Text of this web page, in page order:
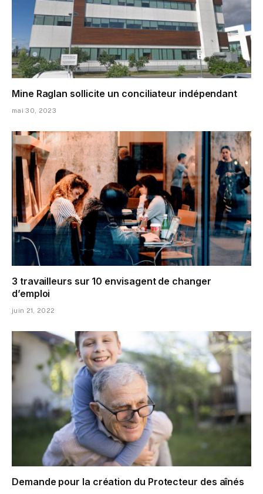
Mine Raglan sollicite un conciliateur indépendant
mai 30, 2023
3 travailleurs sur 10 envisagent de changer
d’emploi
juin 21, 2022
Demande pour la création du Protecteur des aînés